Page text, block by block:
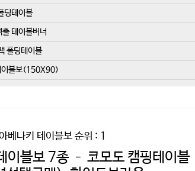
딩테이블
테이블버너
폴딩테이블
이블보(150X90)
베나키 테이블보순위 : 1
이블보 7종 – 코모도 캠핑테이블